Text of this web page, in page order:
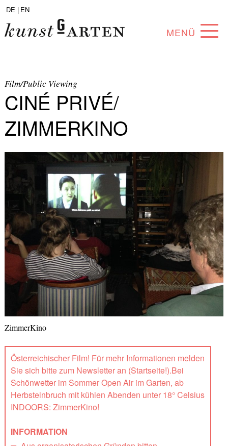
DE | EN
MENÜ
SAMMLUNG
KÜNSTLER*INNEN
PARTNER*INNEN
ANGEBOTE
Film/Public Viewing
CINÉ PRIVÉ/
ZIMMERKINO
ZimmerKino
Österreichischer Film! Für mehr Informationen melden
Sie sich bitte zum Newsletter an (Startseite!).Bei
Schönwetter im Sommer Open Air im Garten, ab
Herbsteinbruch mit kühlen Abenden unter 18° Celsius
INDOORS: ZimmerKino!
INFORMATION